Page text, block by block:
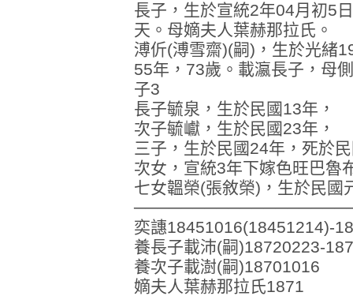
長子，生於宣統2年04月初5
天。母嫡夫人葉赫那拉氏。
溥伒(溥雪齋)(嗣)，生於光緒
55年，73歲。載瀛長子，母
子3
長子毓泉，生於民國13年，
次子毓巘，生於民國23年，
三子，生於民國24年，死於
次女，宣統3年下嫁色旺巴魯
七女韞榮(張敘榮)，生於民國
奕譓18451016(18451214)-
養長子載沛(嗣)18720223-
養次子載澍(嗣)18701016
嫡夫人葉赫那拉氏1871